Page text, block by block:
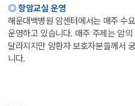
◎ 항암교실 운영
해운대백병원 암센터에서는 매주 수
운영하고 있습니다. 매주 주제는 암
달라지지만 암환자 보호자분들께서
니다.